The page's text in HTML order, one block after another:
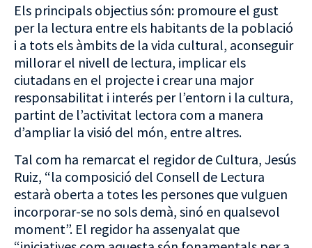
Els principals objectius són: promoure el gust
per la lectura entre els habitants de la població
i a tots els àmbits de la vida cultural, aconseguir
millorar el nivell de lectura, implicar els
ciutadans en el projecte i crear una major
responsabilitat i interés per l’entorn i la cultura,
partint de l’activitat lectora com a manera
d’ampliar la visió del món, entre altres.
Tal com ha remarcat el regidor de Cultura, Jesús
Ruiz, “la composició del Consell de Lectura
estarà oberta a totes les persones que vulguen
incorporar-se no sols demà, sinó en qualsevol
moment”. El regidor ha assenyalat que